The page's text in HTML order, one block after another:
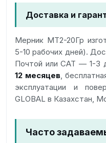
Доставка и
Мерник МТ2-20Гр
5-10 рабочих дней).
Почтой или САТ — 1-3
12 месяцев,
эксплуатации и
GLOBAL в Казахстан,
Часто